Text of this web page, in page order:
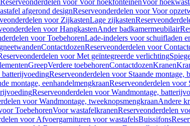
Reserveonderdelen voor Voor hoekfonteinenVoor
afgerond designReserveonderdelen voor Voor
voor ZijkastenLage zijkasten
voor HangkastenAnder badkamermeubilair
voor ToebehorenLade-indelers voor schuifladen
ContactdozenReserveonderdelen voor
voor Met geïntegreerde verlichting
GreepVerdere toebehorenContactdozenKranen
batterijvoedingReserveonderdelen voor Staande montage,
montage, eenhandelmengkraanReserveonderdelen voor
Reserveonderdelen voor Wandmontage,
voor Wandmontage, tweeknopsmengkraanAndere
ToebehorenVoor wastafelkranenReserveonderdelen
voor Afvoergarnituren voor wastafelsBuissifons